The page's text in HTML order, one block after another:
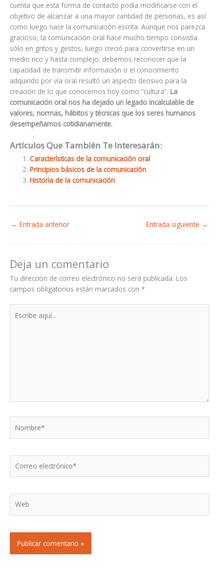
cuenta que esta forma de contacto podía modificarse con el
objetivo de alcanzar a una mayor cantidad de personas, es así
como luego nace la comunicación escrita. Aunque nos parezca
gracioso, la comunicación oral hace mucho tiempo consistía
sólo en gritos y gestos, luego creció para convertirse en un
medio rico y hasta complejo; debemos reconocer que la
capacidad de transmitir información o el conocimiento
adquirido por vía oral resultó un aspecto decisivo para la
creación de lo que conocemos hoy como “cultura”. La
comunicación oral nos ha dejado un legado incalculable de
valores, normas, hábitos y técnicas que los seres humanos
desempeñamos cotidianamente.
Artículos Que También Te Interesarán:
Características de la comunicación oral
Principios básicos de la comunicación
Historia de la comunicación
← Entrada anterior Entrada siguiente →
Deja un comentario
Tu dirección de correo electrónico no será publicada. Los
campos obligatorios están marcados con *
aquí...
electrónico*